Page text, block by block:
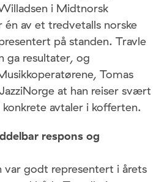
i Midtnorsk
én av et tredvetalls norske
på standen. Travle
ga resultater, og
Tomas
at han reiser svært
avtaler i kofferten.
respons og
var godt representert i årets